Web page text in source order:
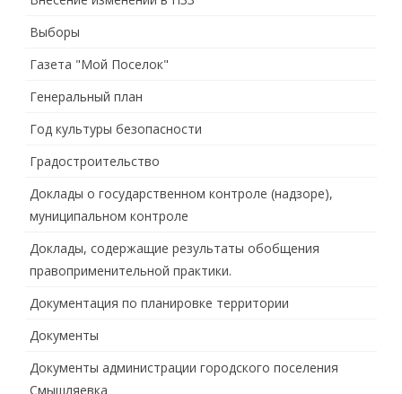
Выборы
Газета "Мой Поселок"
Генеральный план
Год культуры безопасности
Градостроительство
Доклады о государственном контроле (надзоре),
муниципальном контроле
Доклады, содержащие результаты обобщения
правоприменительной практики.
Документация по планировке территории
Документы
Документы администрации городского поселения
Смышляевка